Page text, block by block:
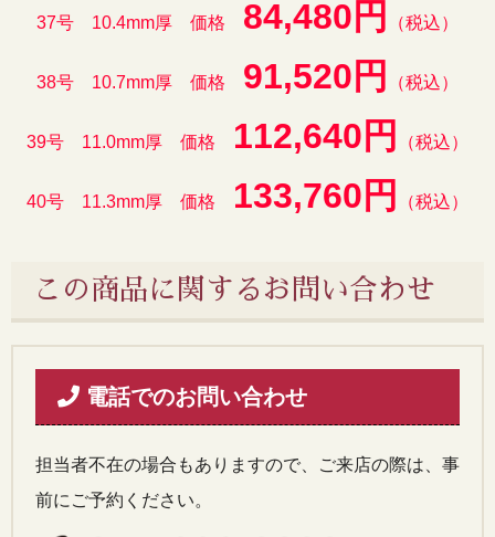
37号 10.4mm厚 価格 84,480円 （税込）
38号 10.7mm厚 価格 91,520円 （税込）
39号 11.0mm厚 価格 112,640円 （税込）
40号 11.3mm厚 価格 133,760円 （税込）
この商品に関するお問い合わせ
電話でのお問い合わせ
担当者不在の場合もありますので、ご来店の際は、事
前にご予約ください。